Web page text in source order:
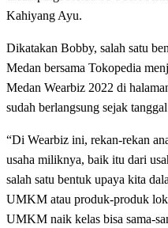
Kahiyang Ayu.
Dikatakan Bobby, salah satu
Medan bersama Tokopedia
Medan Wearbiz 2022 di
sudah berlangsung sejak
“Di Wearbiz ini, rekan-rekan
usaha miliknya, baik itu dari
salah satu bentuk upaya kita
UMKM atau produk-produk
UMKM naik kelas bisa sama-